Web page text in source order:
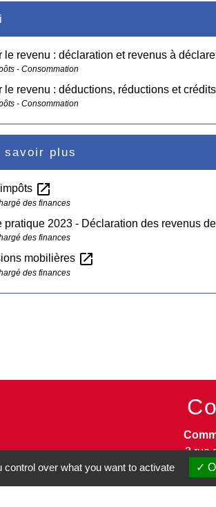
le revenu : déclaration et revenus à
- Consommation
le revenu : déductions, réductions et
- Consommation
savoir plus
open_in_new
des finances
pratique 2023 - Déclaration des revenus
des finances
mobilières open_in_new
des finances
2 rue
27130
+33
over what you want to activate